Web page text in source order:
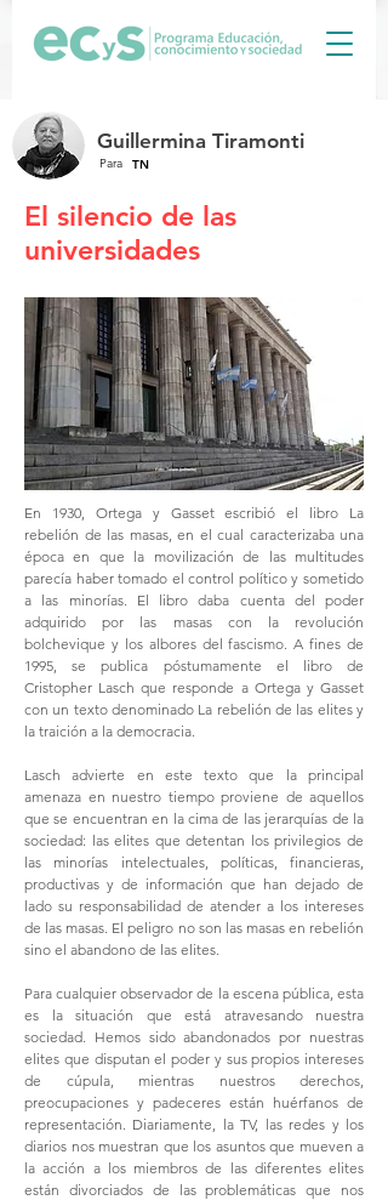
Guillermina Tiramonti
Para TN
El silencio de las
universidades
En 1930, Ortega y Gasset escribió el libro La
rebelión de las masas, en el cual caracterizaba una
época en que la movilización de las multitudes
parecía haber tomado el control político y sometido
a las minorías. El libro daba cuenta del poder
adquirido por las masas con la revolución
bolchevique y los albores del fascismo. A fines de
1995, se publica póstumamente el libro de
Cristopher Lasch que responde a Ortega y Gasset
con un texto denominado La rebelión de las elites y
la traición a la democracia.
Lasch advierte en este texto que la principal
amenaza en nuestro tiempo proviene de aquellos
que se encuentran en la cima de las jerarquías de la
sociedad: las elites que detentan los privilegios de
las minorías intelectuales, políticas, financieras,
productivas y de información que han dejado de
lado su responsabilidad de atender a los intereses
de las masas. El peligro no son las masas en rebelión
sino el abandono de las elites.
Para cualquier observador de la escena pública, esta
es la situación que está atravesando nuestra
sociedad. Hemos sido abandonados por nuestras
elites que disputan el poder y sus propios intereses
de cúpula, mientras nuestros derechos,
preocupaciones y padeceres están huérfanos de
representación. Diariamente, la TV, las redes y los
diarios nos muestran que los asuntos que mueven a
la acción a los miembros de las diferentes elites
están divorciados de las problemáticas que nos